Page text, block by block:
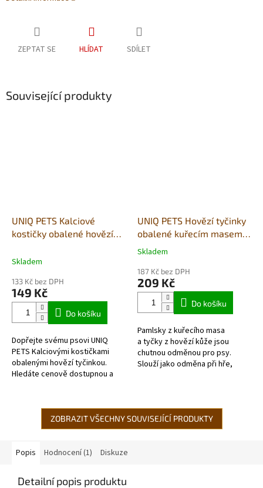
ZEPTAT SE HLÍDAT SDÍLET
Související produkty
UNIQ PETS Kalciové
kostičky obalené hovězí
Skladem
133 Kč bez DPH
149 Kč
Do košíku
Dopřejte svému psovi UNIQ
PETS Kalciovými kostičkami
obalenými hovězí tyčinkou.
Hledáte cenově dostupnou a
kostičky...
UNIQ PETS Hovězí tyčinky
obalené kuřecím masem
500g
Průměrné
produktu
je
hvězdiček.
Skladem
187 Kč bez DPH
209 Kč
Do košíku
Pamlsky z kuřecího masa
a tyčky z hovězí kůže jsou
chutnou odměnou pro psy.
Slouží jako odměna při hře,
ZOBRAZIT VŠECHNY SOUVISEJÍCÍ PRODUKTY
Popis Hodnocení (1) Diskuze
Detailní popis produktu